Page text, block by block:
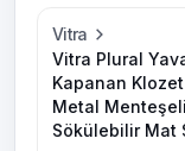
Vitra
Vitra Plural
Kapanan Klozet
Metal
Sökülebilir Mat